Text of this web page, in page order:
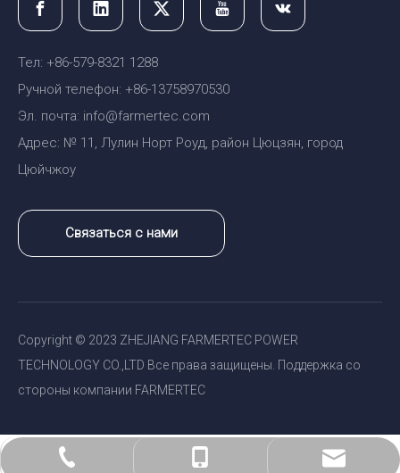
Тел: +86-579-8321 1288
Ручной телефон: +86-13758970530
Эл. почта: info@farmertec.com
Адрес: № 11, Лулин Норт Роуд, район Цюцзян, город
Цюйчжоу
Связаться с нами
+86-579-82820138
+86-13758970530
sales@holzfforma.com
Copyright © 2023 ZHEJIANG FARMERTEC POWER
TECHNOLOGY CO.,LTD Все права защищены. Поддержка со
стороны компании FARMERTEC